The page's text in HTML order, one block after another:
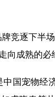
竞逐下半场
向成熟的必
国宠物经